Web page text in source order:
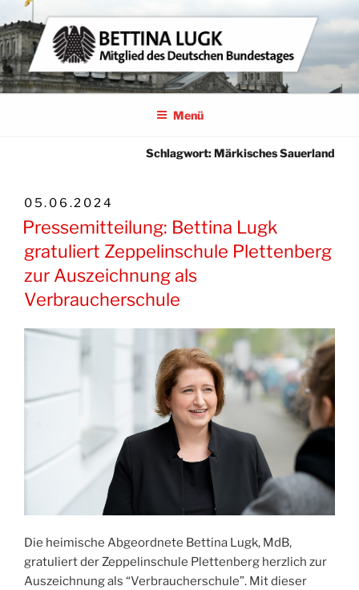
Zum
Inhalt
springen
BETTINA LUGK
MITGLIED DES DEUTSCHEN BUNDESTAGES
Menü
Schlagwort:Märkisches Sauerland
VERÖFFENTLICHT
AM
05.06.2024
Pressemitteilung: Bettina Lugk
gratuliert Zeppelinschule Plettenberg
zur Auszeichnung als
Verbraucherschule
Die heimische Abgeordnete Bettina Lugk, MdB,
gratuliert der Zeppelinschule Plettenberg herzlich zur
Auszeichnung als “Verbraucherschule”. Mit dieser